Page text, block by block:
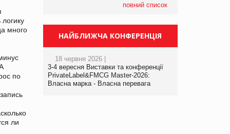
много
по
ли
повний список
НАЙБЛИЖЧА КОНФЕРЕНЦІЯ
18 червня 2026 |
3-4 вересня Виставки та конференції
PrivateLabel&FMCG Master-2026:
Власна марка - Власна перевага